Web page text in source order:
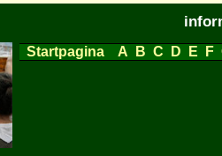
Startpagina A B C D E F